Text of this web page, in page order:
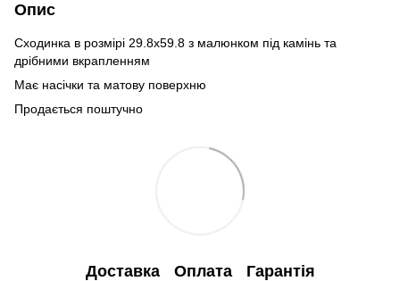
Опис
Сходинка в розмірі 29.8х59.8 з малюнком під камінь та
дрібними вкрапленням
Має насічки та матову поверхню
Продається поштучно
Доставка Оплата Гарантія